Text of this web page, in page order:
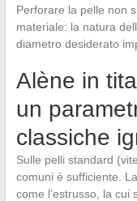
Perforare la pelle non
materiale: la natura
diametro desiderato
Alène in
un
classiche
Sulle pelli standard
comuni è sufficiente.
come l’estrusso, la